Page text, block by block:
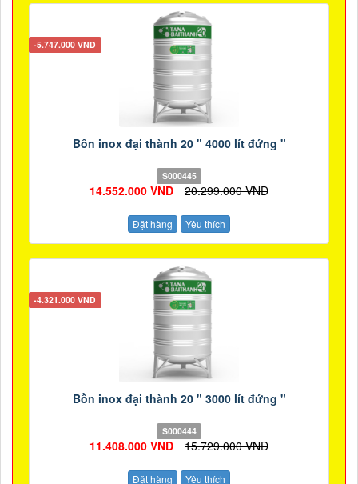
-5.747.000 VND
Bồn inox đại thành 20 " 4000 lít đứng "
S000445
14.552.000 VND 20.299.000 VND
Đặt hàng Yêu thích
-4.321.000 VND
Bồn inox đại thành 20 " 3000 lít đứng "
S000444
11.408.000 VND 15.729.000 VND
Đặt hàng Yêu thích